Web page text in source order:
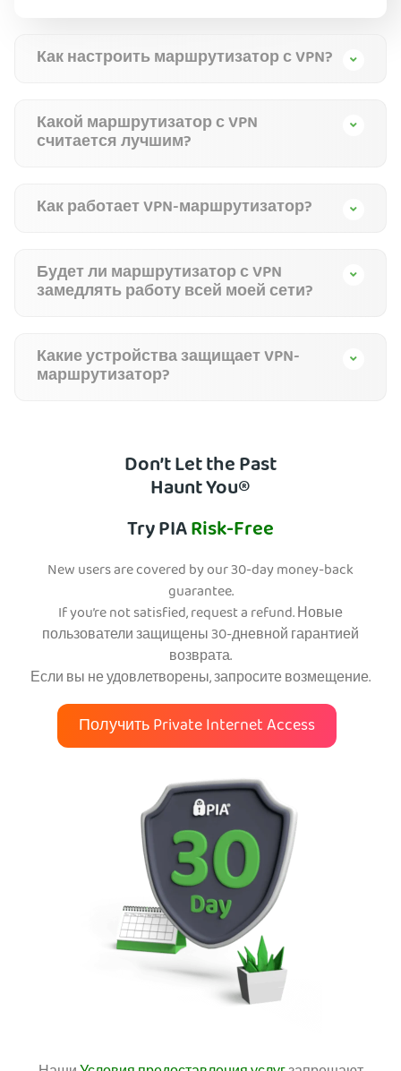
Как настроить маршрутизатор с VPN?
Какой маршрутизатор с VPN
считается лучшим?
Как работает VPN-маршрутизатор?
Будет ли маршрутизатор с VPN
замедлять работу всей моей сети?
Какие устройства защищает VPN-
маршрутизатор?
Don’t Let the Past
Haunt You®
Try PIARisk-Free
New users are covered by our 30-day money-back
guarantee.
If you’re not satisfied, request a refund. Новые
пользователи защищены 30-дневной гарантией
возврата.
Если вы не удовлетворены, запросите возмещение.
Получить Private Internet Access